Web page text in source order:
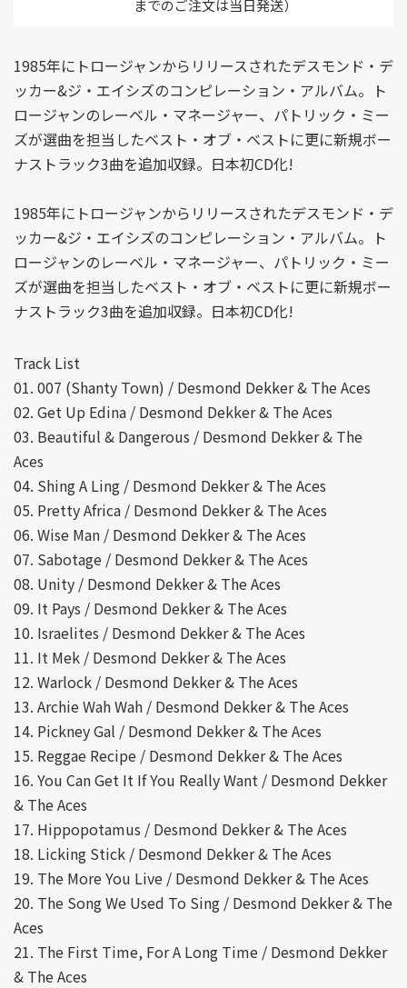
までのご注文は当日発送）
1985年にトロージャンからリリースされたデスモンド・デ
ッカー&ジ・エイシズのコンピレーション・アルバム。ト
ロージャンのレーベル・マネージャー、パトリック・ミー
ズが選曲を担当したベスト・オブ・ベストに更に新規ボー
ナストラック3曲を追加収録。日本初CD化!
1985年にトロージャンからリリースされたデスモンド・デ
ッカー&ジ・エイシズのコンピレーション・アルバム。ト
ロージャンのレーベル・マネージャー、パトリック・ミー
ズが選曲を担当したベスト・オブ・ベストに更に新規ボー
ナストラック3曲を追加収録。日本初CD化!
Track List
01. 007 (Shanty Town) / Desmond Dekker & The Aces
02. Get Up Edina / Desmond Dekker & The Aces
03. Beautiful & Dangerous / Desmond Dekker & The
Aces
04. Shing A Ling / Desmond Dekker & The Aces
05. Pretty Africa / Desmond Dekker & The Aces
06. Wise Man / Desmond Dekker & The Aces
07. Sabotage / Desmond Dekker & The Aces
08. Unity / Desmond Dekker & The Aces
09. It Pays / Desmond Dekker & The Aces
10. Israelites / Desmond Dekker & The Aces
11. It Mek / Desmond Dekker & The Aces
12. Warlock / Desmond Dekker & The Aces
13. Archie Wah Wah / Desmond Dekker & The Aces
14. Pickney Gal / Desmond Dekker & The Aces
15. Reggae Recipe / Desmond Dekker & The Aces
16. You Can Get It If You Really Want / Desmond Dekker
& The Aces
17. Hippopotamus / Desmond Dekker & The Aces
18. Licking Stick / Desmond Dekker & The Aces
19. The More You Live / Desmond Dekker & The Aces
20. The Song We Used To Sing / Desmond Dekker & The
Aces
21. The First Time, For A Long Time / Desmond Dekker
& The Aces